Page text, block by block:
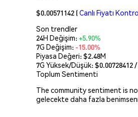
$0.00571142 (Canlı Fiyatı
Son trendler
24H Değişim:+5.90%
7G Değişim: -15.00%
Piyasa Değeri:$2.48M
7G Yüksek/Düşük: $0.00728412/
Toplum Sentimenti
The community sentiment is
gelecekte daha fazla